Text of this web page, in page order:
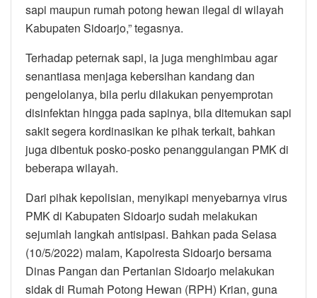
sapi maupun rumah potong hewan ilegal di wilayah
Kabupaten Sidoarjo,” tegasnya.
Terhadap peternak sapi, ia juga menghimbau agar
senantiasa menjaga kebersihan kandang dan
pengelolanya, bila perlu dilakukan penyemprotan
disinfektan hingga pada sapinya, bila ditemukan sapi
sakit segera kordinasikan ke pihak terkait, bahkan
juga dibentuk posko-posko penanggulangan PMK di
beberapa wilayah.
Dari pihak kepolisian, menyikapi menyebarnya virus
PMK di Kabupaten Sidoarjo sudah melakukan
sejumlah langkah antisipasi. Bahkan pada Selasa
(10/5/2022) malam, Kapolresta Sidoarjo bersama
Dinas Pangan dan Pertanian Sidoarjo melakukan
sidak di Rumah Potong Hewan (RPH) Krian, guna